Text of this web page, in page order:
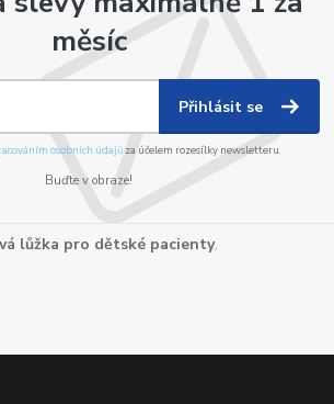
měsíc
Přihlásit se
osobních údajůza účelem rozesílky newsletteru.
Buďte v obraze!
lůžka pro dětské pacienty.